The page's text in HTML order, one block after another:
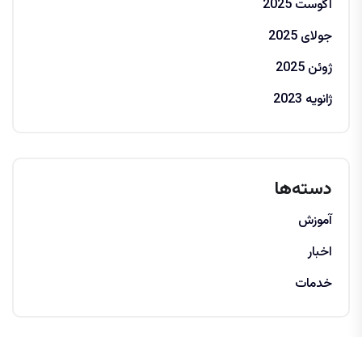
آگوست 2025
جولای 2025
ژوئن 2025
ژانویه 2023
دسته‌ها
آموزش
اخبار
خدمات